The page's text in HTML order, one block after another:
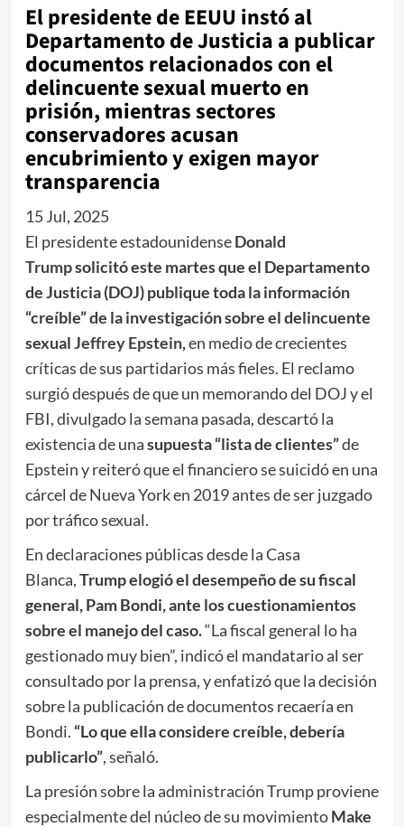
El presidente de EEUU instó al
Departamento de Justicia a publicar
documentos relacionados con el
delincuente sexual muerto en
prisión, mientras sectores
conservadores acusan
encubrimiento y exigen mayor
transparencia
15 Jul, 2025
El presidente estadounidenseDonald
Trumpsolicitó este martes que el Departamento
de Justicia (DOJ) publique toda la información
“creíble” de la investigación sobre el delincuente
sexualJeffrey Epstein,en medio de crecientes
críticas de sus partidarios más fieles. El reclamo
surgió después de que un memorando del DOJ y el
FBI, divulgado la semana pasada, descartó la
existencia de unasupuesta “lista de clientes”de
Epstein y reiteró que el financiero se suicidó en una
cárcel de Nueva York en 2019 antes de ser juzgado
por tráfico sexual.
En declaraciones públicas desde la Casa
Blanca,Trump elogió el desempeño de su fiscal
general, Pam Bondi, ante los cuestionamientos
sobre el manejo del caso.“La fiscal general lo ha
gestionado muy bien”, indicó el mandatario al ser
consultado por la prensa, y enfatizó que la decisión
sobre la publicación de documentos recaería en
Bondi. “Lo que ella considere creíble, debería
publicarlo”, señaló.
La presión sobre la administración Trump proviene
especialmente del núcleo de su movimientoMake